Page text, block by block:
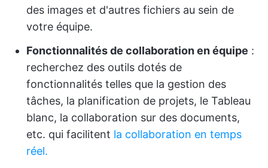
des images et d'autres fichiers au sein de
votre équipe.
Fonctionnalités de collaboration en équipe :
recherchez des outils dotés de
fonctionnalités telles que la gestion des
tâches, la planification de projets, le Tableau
blanc, la collaboration sur des documents,
etc. qui facilitent la collaboration en temps
réel.